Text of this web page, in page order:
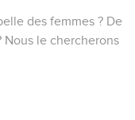
des femmes ? De
le chercherons